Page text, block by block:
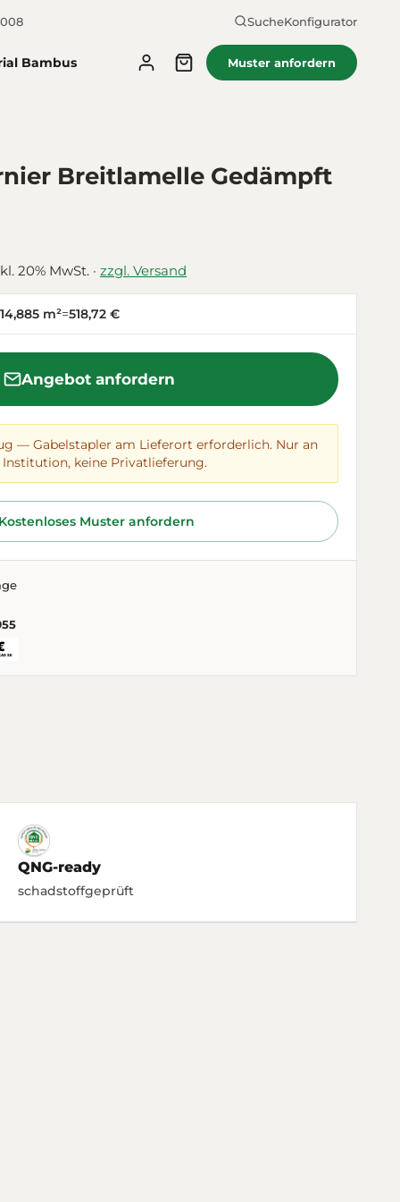
SucheKonfigurator
Bambus Muster anfordern
Breitlamelle Gedämpft
20% MwSt. · zzgl. Versand
14,885 m²=518,72 €
Angebot anfordern
— Gabelstapler am Lieferort erforderlich. Nur an
keine Privatlieferung.
Muster anfordern
QNG-ready
schadstoffgeprüft